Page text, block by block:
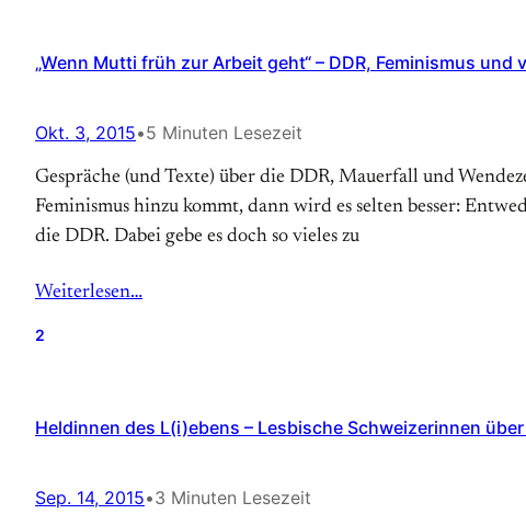
„Wenn Mutti früh zur Arbeit geht“ – DDR, Feminismus
Okt. 3, 2015•5 Minuten Lesezeit
Gespräche (und Texte) über die DDR, Mauerfall und
Feminismus hinzu kommt, dann wird es selten besser:
die DDR. Dabei gebe es doch so vieles zu
Weiterlesen…
2
Heldinnen des L(i)ebens – Lesbische Schweizerinnen
Sep. 14, 2015•3 Minuten Lesezeit